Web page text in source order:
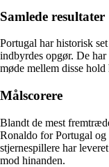
Samlede resultater
Portugal har historisk
indbyrdes opgør. De
møde mellem disse
Målscorere
Blandt de mest
Ronaldo for Portugal
stjernespillere har
mod hinanden.